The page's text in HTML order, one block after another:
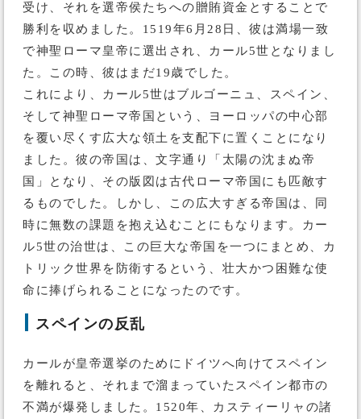
受け、それを選帝侯たちへの贈賄資金とすることで
勝利を収めました。1519年6月28日、彼は満場一致
で神聖ローマ皇帝に選出され、カール5世となりまし
た。この時、彼はまだ19歳でした。
これにより、カール5世はブルゴーニュ、スペイン、
そして神聖ローマ帝国という、ヨーロッパの中心部
を覆い尽くす広大な領土を支配下に置くことになり
ました。彼の帝国は、文字通り「太陽の沈まぬ帝
国」となり、その版図は古代ローマ帝国にも匹敵す
るものでした。しかし、この広大すぎる帝国は、同
時に無数の課題を抱え込むことにもなります。カー
ル5世の治世は、この巨大な帝国を一つにまとめ、カ
トリック世界を防衛するという、壮大かつ困難な使
命に捧げられることになったのです。
スペインの反乱
カールが皇帝選挙のためにドイツへ向けてスペイン
を離れると、それまで溜まっていたスペイン都市の
不満が爆発しました。1520年、カスティーリャの諸